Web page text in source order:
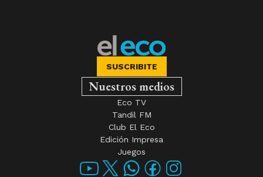
SUSCRIBITE
Nuestros medios
Eco TV
Tandil FM
Club El Eco
Edición Impresa
Juegos